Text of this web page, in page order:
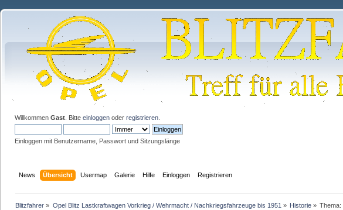
Willkommen Gast . Bitte einloggen oder registrieren
Einloggen mit Benutzername, Passwort und Sitzungslänge
News Übersicht Usermap Galerie Hilfe Einloggen Registrieren
Blitzfahrer » Opel Blitz Lastkraftwagen Vorkrieg / Wehrmacht / Nachkriegsfahrzeuge bis 1951 » Historie» Thema: